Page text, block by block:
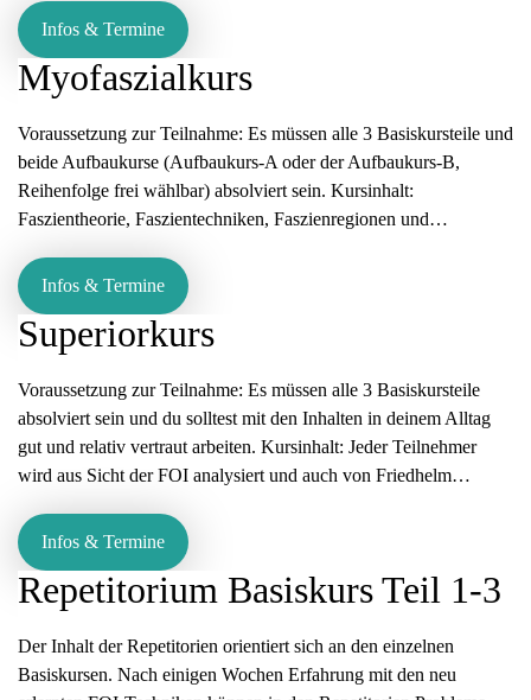
Infos & Termine
Myofaszialkurs
Voraussetzung zur Teilnahme: Es müssen alle 3 Basiskursteile und
beide Aufbaukurse (Aufbaukurs-A oder der Aufbaukurs-B,
Reihenfolge frei wählbar) absolviert sein. Kursinhalt:
Faszientheorie, Faszientechniken, Faszienregionen und…
Infos & Termine
Superiorkurs
Voraussetzung zur Teilnahme: Es müssen alle 3 Basiskursteile
absolviert sein und du solltest mit den Inhalten in deinem Alltag
gut und relativ vertraut arbeiten. Kursinhalt: Jeder Teilnehmer
wird aus Sicht der FOI analysiert und auch von Friedhelm…
Infos & Termine
Repetitorium Basiskurs Teil 1-3
Der Inhalt der Repetitorien orientiert sich an den einzelnen
Basiskursen. Nach einigen Wochen Erfahrung mit den neu